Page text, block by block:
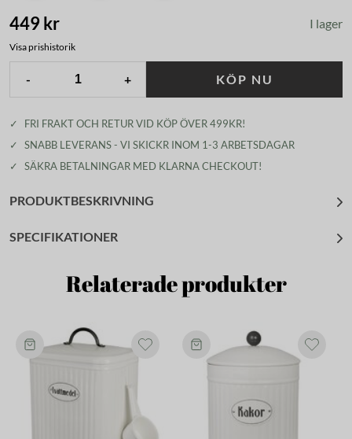
449 kr I lager
Visa prishistorik
- + KÖP NU
✓
FRI FRAKT OCH RETUR VID KÖP ÖVER 499KR!
✓
SNABB LEVERANS - VI SKICKR INOM 1-3 ARBETSDAGAR
✓
SÄKRA BETALNINGAR MED KLARNA CHECKOUT!
PRODUKTBESKRIVNING
SPECIFIKATIONER
Relaterade produkter